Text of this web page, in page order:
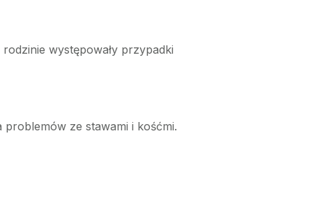
występowały przypadki
problemów ze stawami i kośćmi.